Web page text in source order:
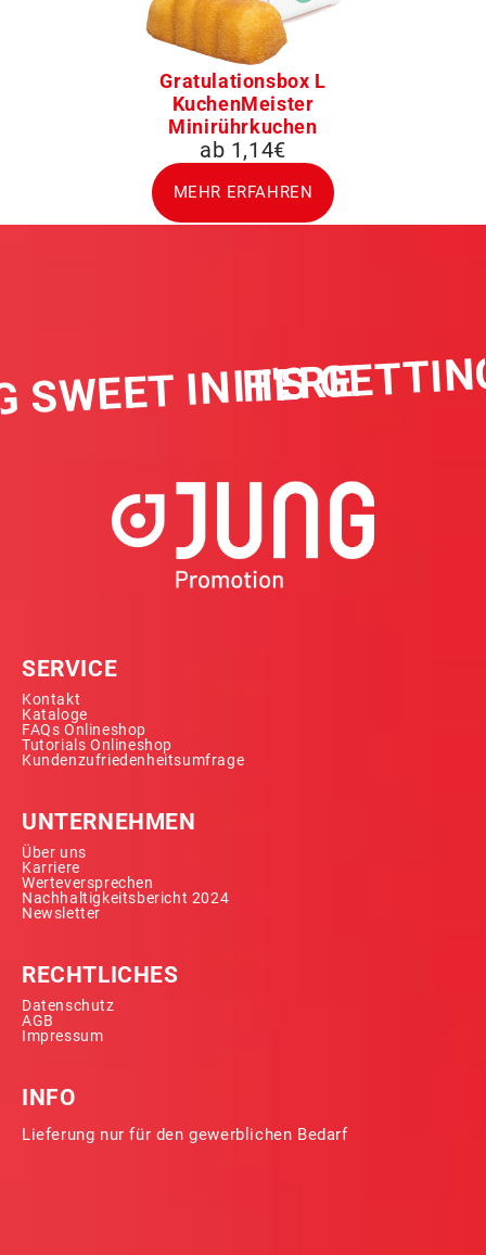
Gratulationsbox L
KuchenMeister
Minirührkuchen
ab 1,14€
MEHR ERFAHREN
IN HERE
IT'S GETTING
SERVICE
Kontakt
Kataloge
FAQs Onlineshop
Tutorials Onlineshop
Kundenzufriedenheitsumfrage
UNTERNEHMEN
Über uns
Karriere
Werteversprechen
Nachhaltigkeitsbericht 2024
Newsletter
RECHTLICHES
Datenschutz
AGB
Impressum
INFO
Lieferung nur für den gewerblichen Bedarf